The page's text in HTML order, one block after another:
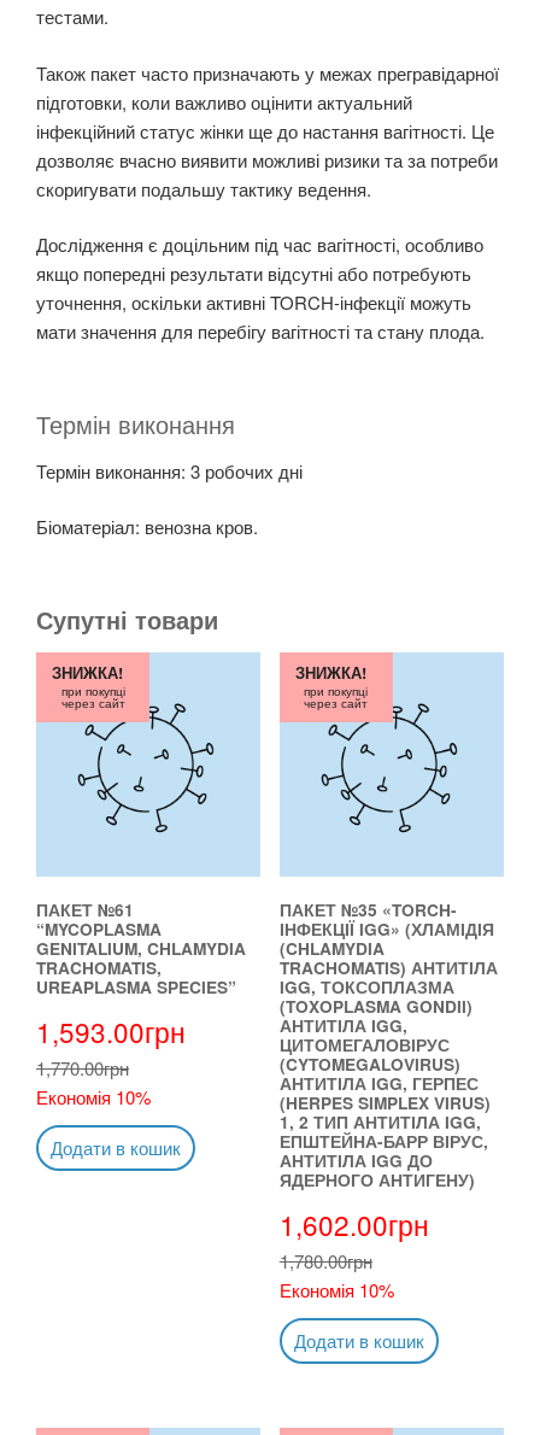
тестами.
Також пакет часто призначають у межах прегравідарної
підготовки, коли важливо оцінити актуальний
інфекційний статус жінки ще до настання вагітності. Це
дозволяє вчасно виявити можливі ризики та за потреби
скоригувати подальшу тактику ведення.
Дослідження є доцільним під час вагітності, особливо
якщо попередні результати відсутні або потребують
уточнення, оскільки активні TORCH-інфекції можуть
мати значення для перебігу вагітності та стану плода.
Термін виконання
Термін виконання: 3 робочих дні
Біоматеріал: венозна кров.
Супутні товари
ПАКЕТ №61
“MYCOPLASMA
GENITALIUM, CHLAMYDIA
TRACHOMATIS,
UREAPLASMA SPECIES”
1,593.00грн
1,770.00грн
Економія 10%
ЗНИЖКА!
при покупці
через сайт
Додати в кошик
ПАКЕТ №35 «TORCH-
ІНФЕКЦІЇ IGG» (ХЛАМІДІЯ
(CHLAMYDIA
TRACHOMATIS) АНТИТІЛА
IGG, ТОКСОПЛАЗМА
(TOXOPLASMA GONDII)
АНТИТІЛА IGG,
ЦИТОМЕГАЛОВІРУС
(CYTOMEGALOVIRUS)
АНТИТІЛА IGG, ГЕРПЕС
(HERPES SIMPLEX VIRUS)
1, 2 ТИП АНТИТІЛА IGG,
ЕПШТЕЙНА-БАРР ВІРУС,
АНТИТІЛА IGG ДО
ЯДЕРНОГО АНТИГЕНУ)
1,602.00грн
1,780.00грн
Економія 10%
ЗНИЖКА!
при покупці
через сайт
Додати в кошик